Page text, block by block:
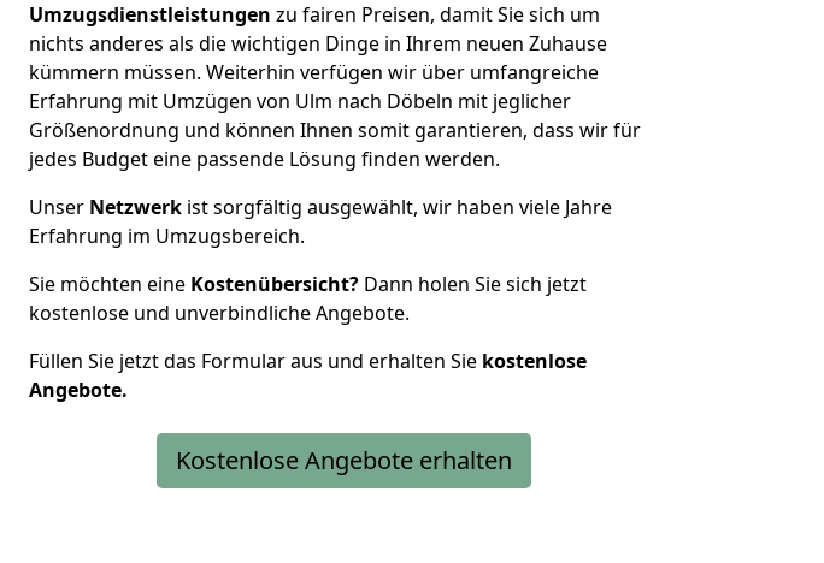
Umzugsdienstleistungen zu fairen Preisen, damit Sie sich um
nichts anderes als die wichtigen Dinge in Ihrem neuen Zuhause
kümmern müssen. Weiterhin verfügen wir über umfangreiche
Erfahrung mit Umzügen von Ulm nach Döbeln mit jeglicher
Größenordnung und können Ihnen somit garantieren, dass wir für
jedes Budget eine passende Lösung finden werden.
Unser Netzwerk ist sorgfältig ausgewählt, wir haben viele Jahre
Erfahrung im Umzugsbereich.
Sie möchten eine Kostenübersicht? Dann holen Sie sich jetzt
kostenlose und unverbindliche Angebote.
Füllen Sie jetzt das Formular aus und erhalten Sie kostenlose
Angebote.
Kostenlose Angebote erhalten